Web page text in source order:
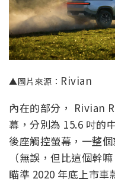
▲圖片來源： Rivian
內在的部分， Rivian
幕，分別為 15.6 吋的
後座觸控螢幕，一整
（無誤，但比這個幹
瞄準 2020 年底上市